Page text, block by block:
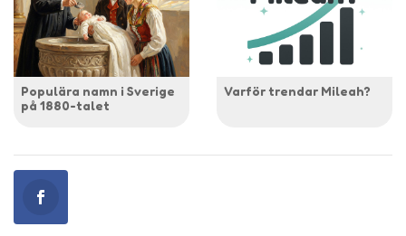
Populära namn i Sverige
på 1880-talet
Varför trendar Mileah?